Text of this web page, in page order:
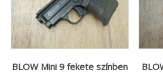
BLOW Mini 9 fekete színben